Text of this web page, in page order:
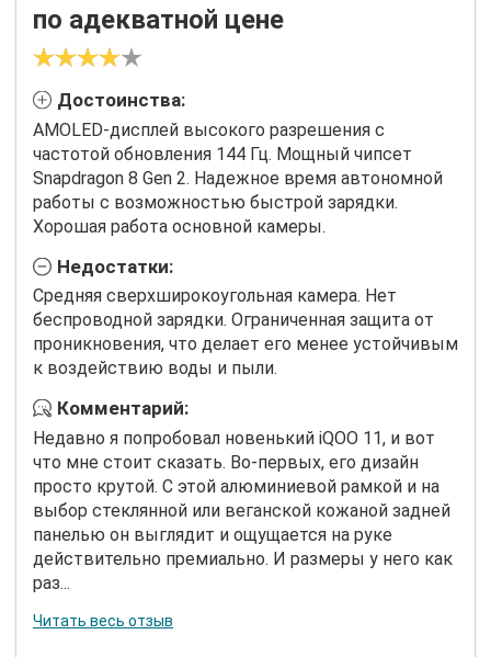
по адекватной цене
Достоинства:
AMOLED-дисплей высокого разрешения с
частотой обновления 144 Гц. Мощный чипсет
Snapdragon 8 Gen 2. Надежное время автономной
работы с возможностью быстрой зарядки.
Хорошая работа основной камеры.
Недостатки:
Средняя сверхширокоугольная камера. Нет
беспроводной зарядки. Ограниченная защита от
проникновения, что делает его менее устойчивым
к воздействию воды и пыли.
Комментарий:
Недавно я попробовал новенький iQOO 11, и вот
что мне стоит сказать. Во-первых, его дизайн
просто крутой. С этой алюминиевой рамкой и на
выбор стеклянной или веганской кожаной задней
панелью он выглядит и ощущается на руке
действительно премиально. И размеры у него как
раз...
Читать весь отзыв